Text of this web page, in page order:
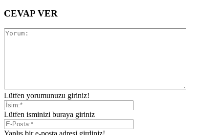
CEVAP VER
Lütfen yorumunuzu giriniz!
Lütfen isminizi buraya giriniz
Yanlış bir e-posta adresi girdiniz!